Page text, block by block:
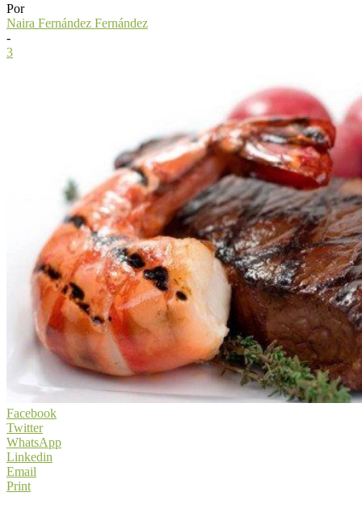
Por
Naira Fernández Fernández
-
3
Facebook
Twitter
WhatsApp
Linkedin
Email
Print